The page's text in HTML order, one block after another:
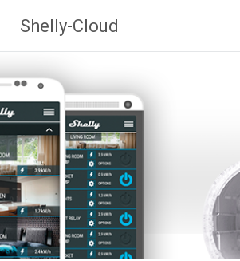
naar
de
Shelly-Cloud